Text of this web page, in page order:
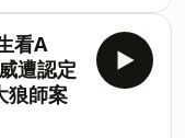
智慧樓
填單
集深入拆
、性平制
何接住受
面對責
看A
遭認定
狼師案